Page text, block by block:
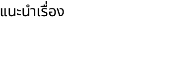
แนะนำเรื่อง